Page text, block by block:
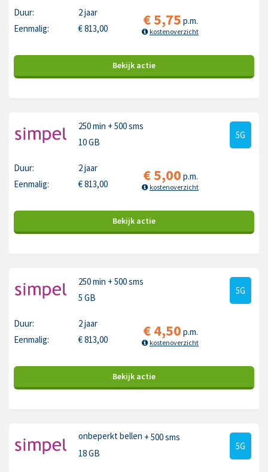
Duur:
2 jaar
Eenmalig:
€813,00 €5,75 p.m.
kostenoverzicht
Bekijk actie
250 min + 500 sms
10 GB
5G
Duur:
2 jaar
Eenmalig:
€813,00 €5,00 p.m.
kostenoverzicht
Bekijk actie
250 min + 500 sms
5 GB
5G
Duur:
2 jaar
Eenmalig:
€813,00 €4,50 p.m.
kostenoverzicht
Bekijk actie
onbeperkt bellen + 500 sms
18 GB
5G